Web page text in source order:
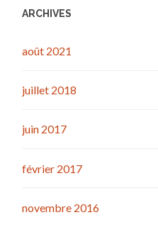
ARCHIVES
août 2021
juillet 2018
juin 2017
février 2017
novembre 2016